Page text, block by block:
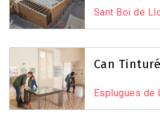
Sant Boi de
Can
Esplugues de